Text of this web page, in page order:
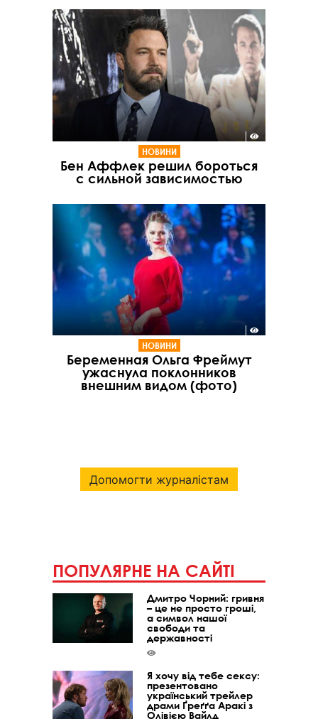
НОВИНИ
Бен Аффлек решил бороться
с сильной зависимостью
НОВИНИ
Беременная Ольга Фреймут
ужаснула поклонников
внешним видом (фото)
Допомогти журналістам
ПОПУЛЯРНЕ НА САЙТІ
Дмитро Чорний: гривня
– це не просто гроші,
а символ нашої
свободи та
державності
Я хочу від тебе сексу:
презентовано
український трейлер
драми Ґреґґа Аракі з
Олівією Вайлд